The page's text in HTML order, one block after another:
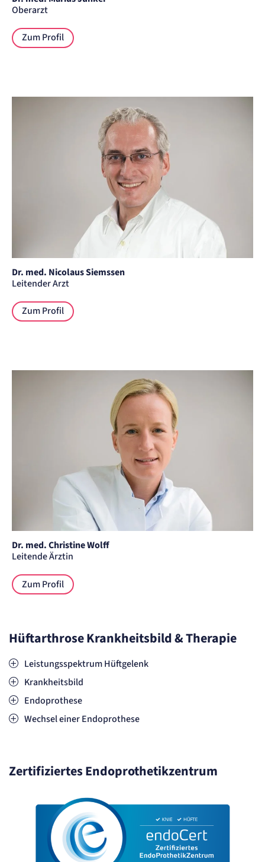
Oberarzt
Zum Profil
Dr. med. Nicolaus Siemssen
Leitender Arzt
Zum Profil
Dr. med. Christine Wolff
Leitende Ärztin
Zum Profil
Hüftarthrose Krankheitsbild & Therapie
Leistungsspektrum Hüftgelenk
Krankheitsbild
Endoprothese
Wechsel einer Endoprothese
Zertifiziertes Endoprothetikzentrum